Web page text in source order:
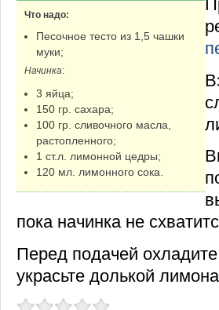
Что надо:
Песочное тесто из 1,5 чашки
муки;
Начинка:
3 яйца;
150 гр. сахара;
100 гр. сливочного масла,
растопленного;
1 ст.л. лимонной цедры;
120 мл. лимонного сока.
пока начинка не
Перед подачей
украсьте долькой